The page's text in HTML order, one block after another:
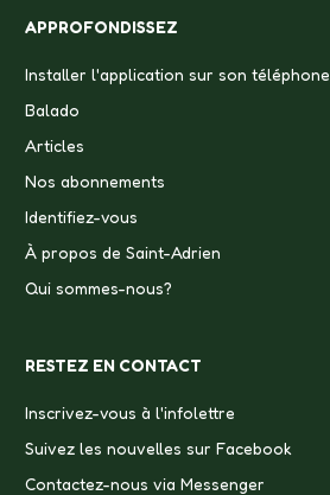
APPROFONDISSEZ
Installer l'application sur son téléphone
Balado
Articles
Nos abonnements
Identifiez-vous
À propos de Saint-Adrien
Qui sommes-nous?
RESTEZ EN CONTACT
Inscrivez-vous à l'infolettre
Suivez les nouvelles sur Facebook
Contactez-nous via Messenger